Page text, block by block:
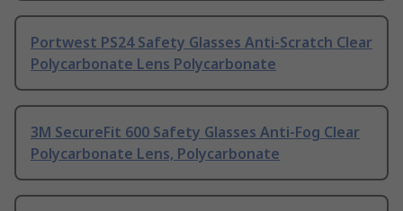
Portwest PS24 Safety Glasses Anti-Scratch Clear
Polycarbonate Lens Polycarbonate
3M SecureFit 600 Safety Glasses Anti-Fog Clear
Polycarbonate Lens, Polycarbonate